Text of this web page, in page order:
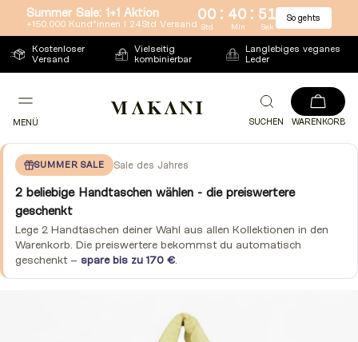
Direkt
zum
Inhalt
Summer Sale: 1+1 Aktion
+150.000 Kund*innen l 24Std Versand
00 : 40 : 51
Std Min Sek
So gehts
Kostenloser
Versand
Vielseitig
kombinierbar
Langlebiges veganes
Leder
MENÜ SUCHEN WARENKORB
SUMMER SALE Sale des Jahres
2 beliebige Handtaschen wählen - die preiswertere
geschenkt
Lege 2 Handtaschen deiner Wahl aus allen Kollektionen in den
Warenkorb. Die preiswertere bekommst du automatisch
geschenkt – spare bis zu 170 €